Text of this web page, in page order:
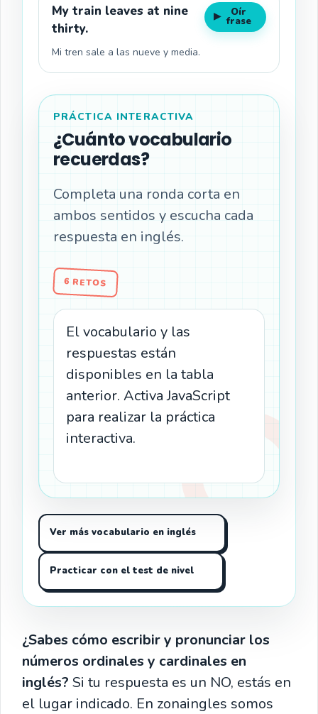
My train leaves at nine
thirty.
▶ Oír
frase
Mi tren sale a las nueve y media.
PRÁCTICA INTERACTIVA
¿Cuánto vocabulario
recuerdas?
Completa una ronda corta en
ambos sentidos y escucha cada
respuesta en inglés.
6 RETOS
El vocabulario y las
respuestas están
disponibles en la tabla
anterior. Activa JavaScript
para realizar la práctica
interactiva.
Ver más vocabulario en inglés
Practicar con el test de nivel
¿Sabes cómo escribir y pronunciar los
números ordinales y cardinales en
inglés? Si tu respuesta es un NO, estás en
el lugar indicado. En zonaingles somos